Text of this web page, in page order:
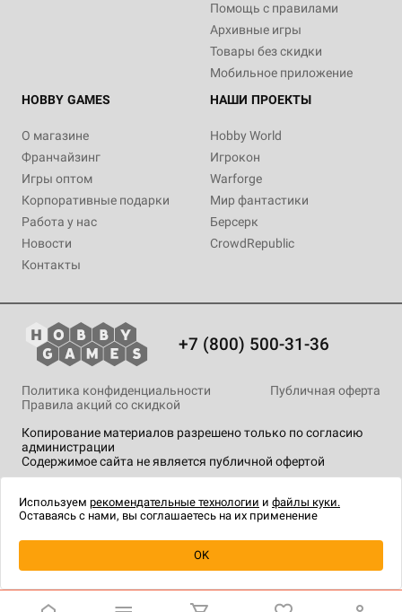
Купить| 2 490 ₽
Помощь с правилами
Архивные игры
Товары без скидки
Мобильное приложение
HOBBY GAMES
О магазине
Франчайзинг
Игры оптом
Корпоративные подарки
Работа у нас
Новости
Контакты
НАШИ ПРОЕКТЫ
Hobby World
Игрокон
Warforge
Мир фантастики
Берсерк
CrowdRepublic
+7 (800) 500-31-36
Копирование материалов разрешено только по согласию
администрации
Содержимое сайта не является публичной офертой
Политика конфиденциальности
Публичная оферта
Правила акций со скидкой
технологии.
Используем рекомендательные технологии и файлы куки.
Оставаясь с нами, вы соглашаетесь на их применение
OK